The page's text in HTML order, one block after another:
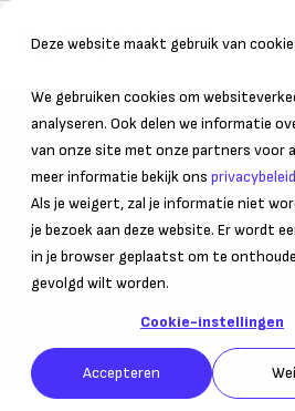
Deze website maakt gebruik van
We gebruiken cookies om
analyseren. Ook delen we informatie
van onze site met onze partners voor
meer informatie bekijk ons privacybeleid
Als je weigert, zal je informatie niet
je bezoek aan deze website. Er wordt
in je browser geplaatst om te
gevolgd wilt worden.
Cookie-instellingen
Accepteren
Home Strategie, marketing & sales
Help, mijn
Hoe verzin je een nieuwe
18 februari 2019– Leestijd:
Laatst bijgewerkt:26 mei 2021